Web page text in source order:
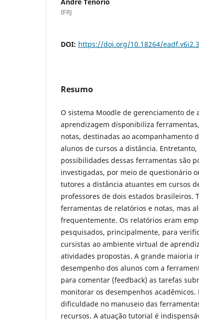
IFRJ
DOI: https://doi.org/10.18264/
Resumo
O sistema Moodle de gerenciamento de
aprendizagem disponibiliza
notas, destinadas ao acompanhamento
alunos de cursos a distância.
possibilidades dessas ferramentas são
investigadas, por meio de questionário
tutores a distância atuantes em cursos
professores de dois estados brasileiros.
ferramentas de relatórios e notas, mas
frequentemente. Os relatórios eram
pesquisados, principalmente, para
cursistas ao ambiente virtual de
atividades propostas. A grande maioria
desempenho dos alunos com a
para comentar (feedback) as tarefas
monitorar os desempenhos
dificuldade no manuseio das
recursos. A atuação tutorial é